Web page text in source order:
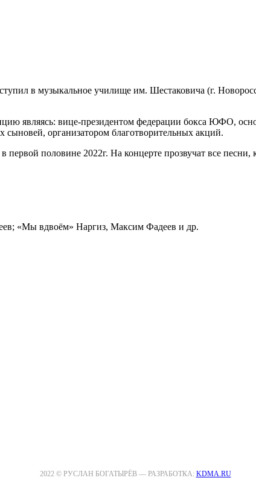
в музыкальное училище им. Шестаковича (г.
являясь: вице-президентом федерации бокса ЮФО,
организатором благотворительных акций.
половине 2022г. На концерте прозвучат все
«Мы вдвоём» Наргиз, Максим Фадеев и др.
2022 © РУСЛАН БОГАТЫРЁВ — РАЗРАБОТКА: KDMA.RU